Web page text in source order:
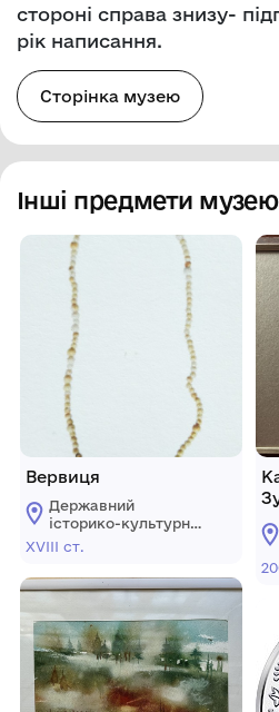
стороні справа знизу-
рік написання.
Сторінка музею
Інші предмети музею
Вервиця
Державний
історико-культурний
заповідник м. Дубно
XVІІІ ст.